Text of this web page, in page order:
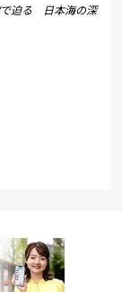
迫る 日本海の深